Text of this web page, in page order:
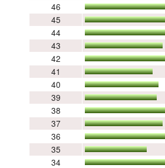
46
45
44
43
42
41
40
39
38
37
36
35
34